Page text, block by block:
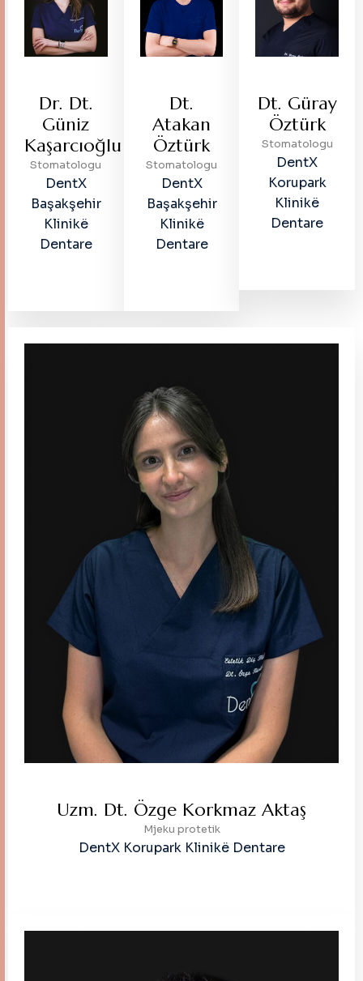
Dr. Dt.
Güniz
Kaşarcıoğlu
Stomatologu
DentX
Başakşehir
Klinikë
Dentare
Dt.
Atakan
Öztürk
Stomatologu
DentX
Başakşehir
Klinikë
Dentare
Dt. Güray
Öztürk
Stomatologu
DentX
Korupark
Klinikë
Dentare
Uzm. Dt. Özge Korkmaz Aktaş
Mjeku protetik
DentX Korupark Klinikë Dentare